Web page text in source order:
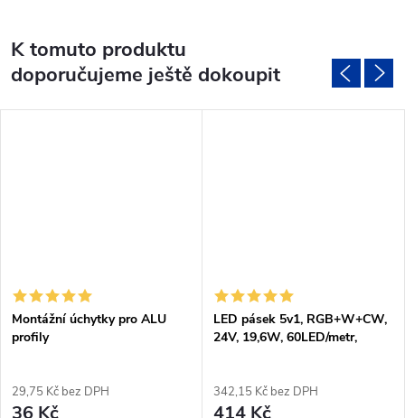
K tomuto produktu
doporučujeme ještě dokoupit
Montážní úchytky pro ALU
profily
29,75 Kč bez DPH
36 Kč
LED pásek 5v1, RGB+W+CW,
24V, 19,6W, 60LED/metr,
342,15 Kč bez DPH
414 Kč